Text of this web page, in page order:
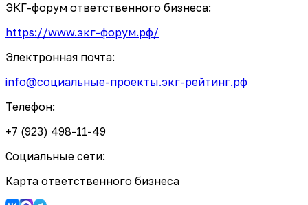
ЭКГ-форум ответственного бизнеса:
https://www.экг-форум.рф/
Электронная почта:
info@социальные-проекты.экг-рейтинг.рф
Телефон:
+7 (923) 498-11-49
Социальные сети:
Карта ответственного бизнеса